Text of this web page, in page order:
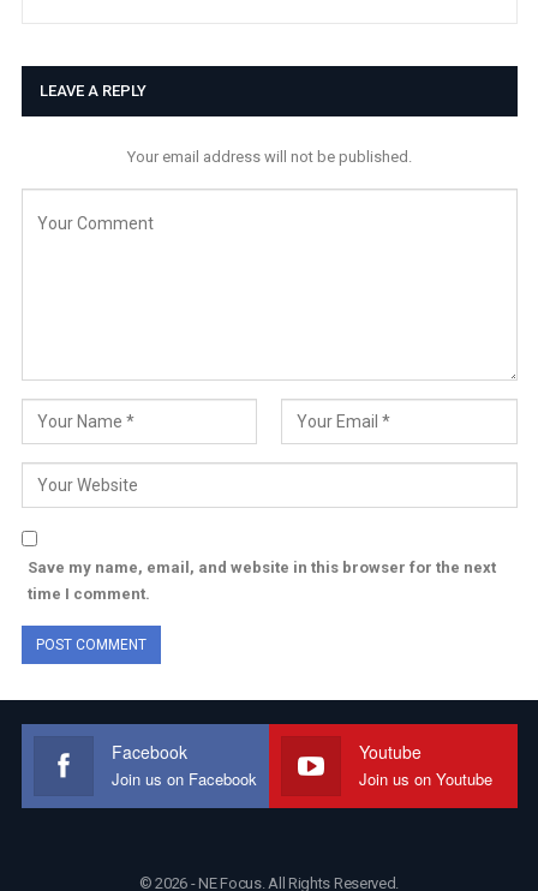
LEAVE A REPLY
Your email address will not be published.
Save my name, email, and website in this browser for the next
time I comment.
Facebook
Join us on Facebook
Youtube
Join us on Youtube
© 2026 - NE Focus. All Rights Reserved.